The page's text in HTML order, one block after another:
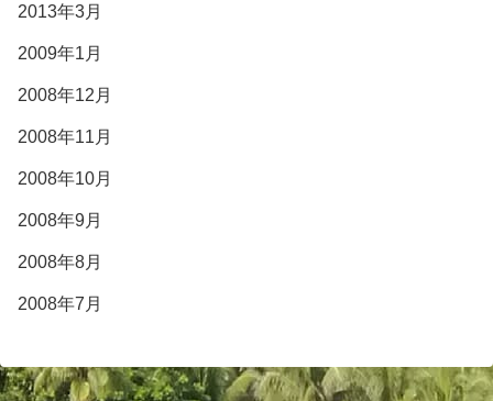
2013年3月
2009年1月
2008年12月
2008年11月
2008年10月
2008年9月
2008年8月
2008年7月